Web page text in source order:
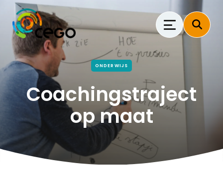
ONDERWIJS
Coachingstraject
op maat